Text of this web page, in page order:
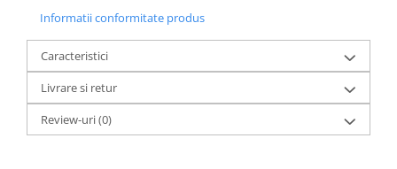
Informatii conformitate produs
Caracteristici
Livrare si retur
Review-uri(0)